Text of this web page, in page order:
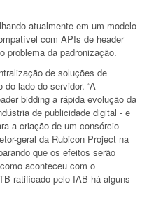
atualmente em um modelo
com APIs de header
problema da padronização.
de soluções de
lado do servidor. “A
bidding a rápida evolução da
de publicidade digital - e
a criação de um consórcio
geral da Rubicon Project na
que os efeitos serão
aconteceu com o
ratificado pelo IAB há alguns